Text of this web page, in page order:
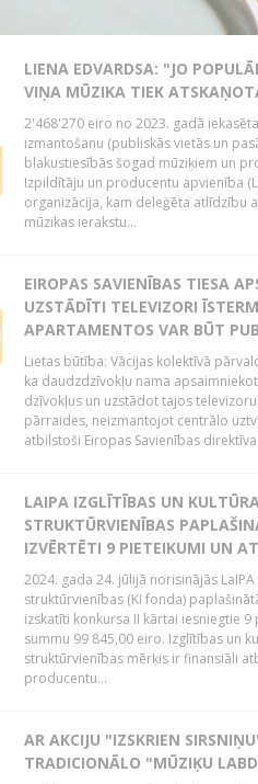
LIENA EDVARDSA: "JO
VIŅA MŪZIKA TIEK
2'468'270 eiro no 2023. gadā
izmantošanu (publiskās vietās un
blakustiesībās šogad mūziķiem un
Izpildītāju un producentu apvienība
organizācija, kam deleģēta atlīdzību
mūzikas ierakstu...
EIROPAS SAVIENĪBAS TIESA
UZSTĀDĪTI TELEVIZORI
APARTAMENTOS VAR BŪT
Lietas būtība: Vācijas kolektīvā
ka daudzdzīvokļu nama
dzīvokļus un uzstādot tajos
pārraides, neizmantojot centrālo
atbilstoši Eiropas Savienības
LAIPA IZGLĪTĪBAS UN
STRUKTŪRVIENĪBAS
IZVĒRTĒTI 9 PIETEIKUMI UN
2024. gada 24. jūlijā norisinājās
struktūrvienības (KI fonda)
izskatīti konkursa II kārtai iesniegtie
summu 99 845,00 eiro. Izglītības un
struktūrvienības mērķis ir finansiāli
producentu...
AR AKCIJU "IZSKRIEN
TRADICIONĀLO "MŪZIĶU